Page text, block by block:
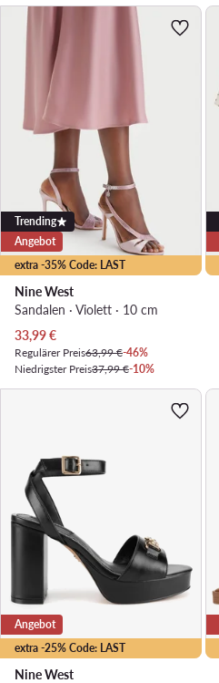
extra -35% Code: LAST
Trending
Angebot
Nine West
Sandalen · Violett · 10 cm
Aktueller Preis
33,99€
Regulärer Preis63,99 €-46%
Niedrigster Preis37,99 €-10%
extra -25% Code: LAST
Angebot
Nine West